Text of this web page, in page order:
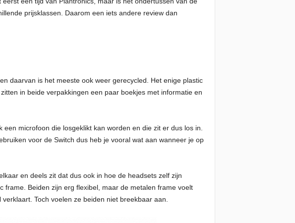
prijsklassen. Daarom een iets andere review dan
daarvan is het meeste ook weer gerecycled. Het enige plastic
in beide verpakkingen een paar boekjes met informatie en
microfoon die losgeklikt kan worden en die zit er dus los in.
voor de Switch dus heb je vooral wat aan wanneer je op
en deels zit dat dus ook in hoe de headsets zelf zijn
Beiden zijn erg flexibel, maar de metalen frame voelt
Toch voelen ze beiden niet breekbaar aan.